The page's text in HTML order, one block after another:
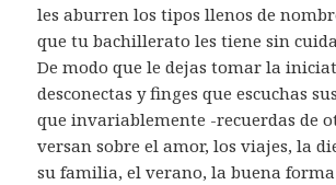
les aburren los tipos llenos de
que tu bachillerato les tiene sin
De modo que le dejas tomar la
desconectas y finges que escuchas
que invariablemente -recuerdas de
versan sobre el amor, los viajes, la
su familia, el verano, la buena